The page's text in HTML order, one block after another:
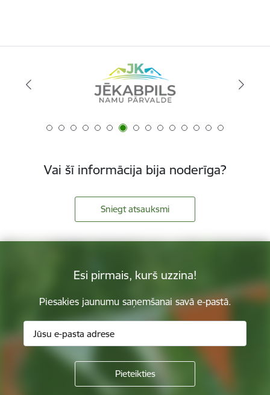
Vai šī informācija bija noderīga?
Sniegt atsauksmi
Esi pirmais, kurš uzzina!
Piesakies jaunumu saņemšanai savā e-pastā.